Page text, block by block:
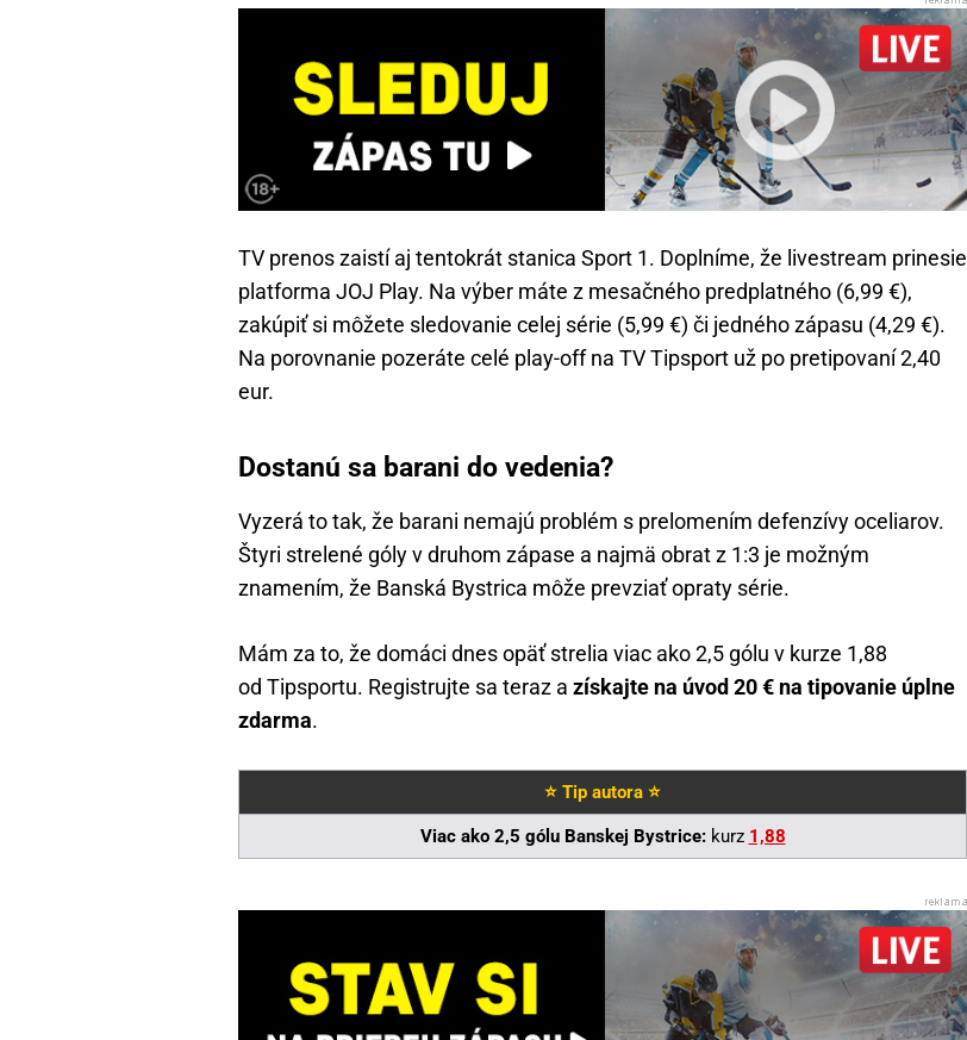
TV prenos zaistí aj tentokrát stanica Sport 1. Doplníme, že livestream prinesie
platforma JOJ Play. Na výber máte z mesačného predplatného (6,99 €),
zakúpiť si môžete sledovanie celej série (5,99 €) či jedného zápasu (4,29 €).
Na porovnanie pozeráte celé play-off na TV Tipsport už po pretipovaní 2,40
eur.
Dostanú sa barani do vedenia?
Vyzerá to tak, že barani nemajú problém s prelomením defenzívy oceliarov.
Štyri strelené góly v druhom zápase a najmä obrat z 1:3 je možným
znamením, že Banská Bystrica môže prevziať opraty série.
Mám za to, že domáci dnes opäť strelia viac ako 2,5 gólu v kurze 1,88
od Tipsportu. Registrujte sa teraz a získajte na úvod 20 € na tipovanie úplne
zdarma.
⭐ Tip autora ⭐
Viac ako 2,5 gólu Banskej Bystrice: kurz 1,88